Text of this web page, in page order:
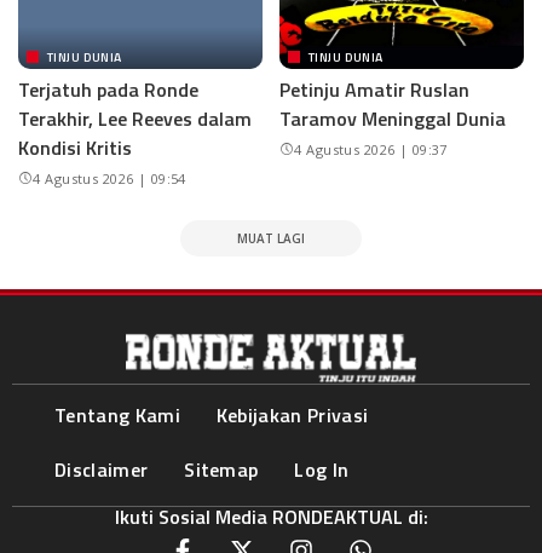
TINJU DUNIA
Terjatuh pada Ronde
Terakhir, Lee Reeves dalam
Kondisi Kritis
4 Agustus 2026 | 09:54
TINJU DUNIA
Petinju Amatir Ruslan
Taramov Meninggal Dunia
4 Agustus 2026 | 09:37
MUAT LAGI
Tentang Kami
Kebijakan Privasi
Disclaimer
Sitemap
Log In
Ikuti Sosial Media RONDEAKTUAL di: